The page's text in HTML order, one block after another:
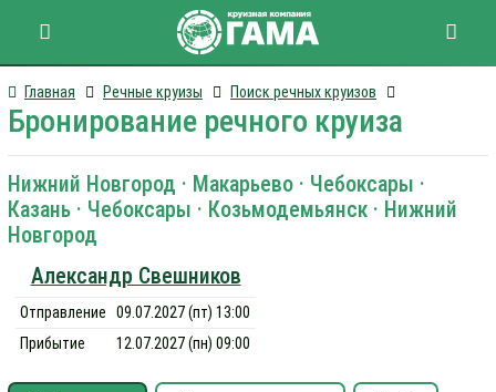
Главная Речные круизы Поиск речных круизов
Бронирование речного круиза
Нижний Новгород · Макарьево · Чебоксары ·
Казань · Чебоксары · Козьмодемьянск · Нижний
Новгород
Александр Свешников
Отправление
09.07.2027 (пт) 13:00
Прибытие
12.07.2027 (пн) 09:00